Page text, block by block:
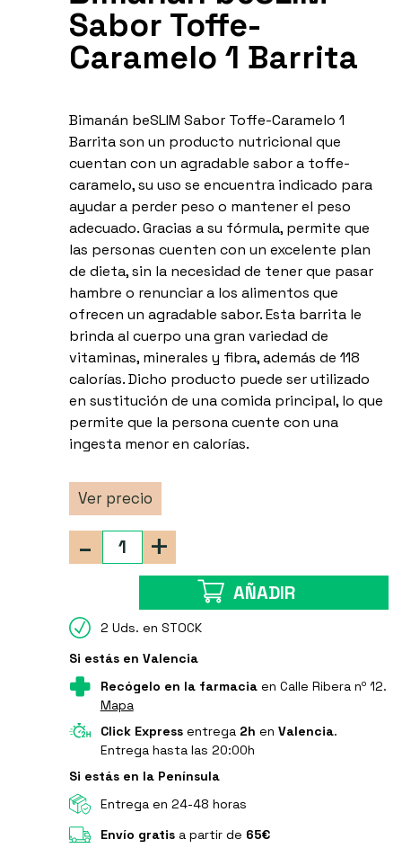
Sabor Toffe-
Caramelo 1 Barrita
Bimanán beSLIM Sabor Toffe-Caramelo 1
Barrita son un producto nutricional que
cuentan con un agradable sabor a toffe-
caramelo, su uso se encuentra indicado para
ayudar a perder peso o mantener el peso
adecuado. Gracias a su fórmula, permite que
las personas cuenten con un excelente plan
de dieta, sin la necesidad de tener que pasar
hambre o renunciar a los alimentos que
ofrecen un agradable sabor. Esta barrita le
brinda al cuerpo una gran variedad de
vitaminas, minerales y fibra, además de 118
calorías. Dicho producto puede ser utilizado
en sustitución de una comida principal, lo que
permite que la persona cuente con una
ingesta menor en calorías.
Ver precio
+
-
AÑADIR
2 Uds. en STOCK
Si estás en Valencia
Recógelo en la farmaciaen Calle Ribera nº 12.
Mapa
Click Expressentrega 2h en Valencia.
Entrega hasta las 20:00h
Si estás en la Península
Entrega en 24-48 horas
Envío gratisa partir de 65€